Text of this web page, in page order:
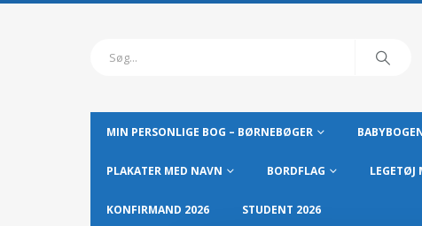
MIN PERSONLIGE BOG – BØRNEBØGER
PLAKATER MED NAVN BORDFLAG LEGETØJ
KONFIRMAND 2026 STUDENT 2026